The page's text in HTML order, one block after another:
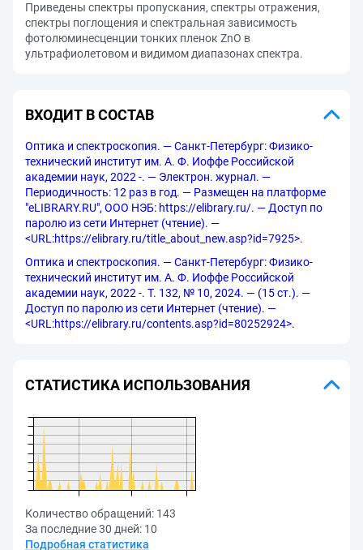
Приведены спектры пропускания, спектры отражения,
спектры поглощения и спектральная зависимость
фотолюминесценции тонких пленок ZnO в
ультрафиолетовом и видимом диапазонах спектра.
ВХОДИТ В СОСТАВ
Оптика и спектроскопия. — Санкт-Петербург: Физико-
технический институт им. А. Ф. Иоффе Российской
академии наук, 2022 -. — Электрон. журнал. —
Периодичность: 12 раз в год. — Размещен на платформе
"eLIBRARY.RU", ООО НЭБ: https://elibrary.ru/. — Доступ по
паролю из сети Интернет (чтение). —
<URL:https://elibrary.ru/title_about_new.asp?id=7925>.
Оптика и спектроскопия. — Санкт-Петербург: Физико-
технический институт им. А. Ф. Иоффе Российской
академии наук, 2022 -. Т. 132, № 10, 2024. — (15 ст.). —
Доступ по паролю из сети Интернет (чтение). —
<URL:https://elibrary.ru/contents.asp?id=80252924>.
СТАТИСТИКА ИСПОЛЬЗОВАНИЯ
Количество обращений: 143
За последние 30 дней: 10
Подробная статистика